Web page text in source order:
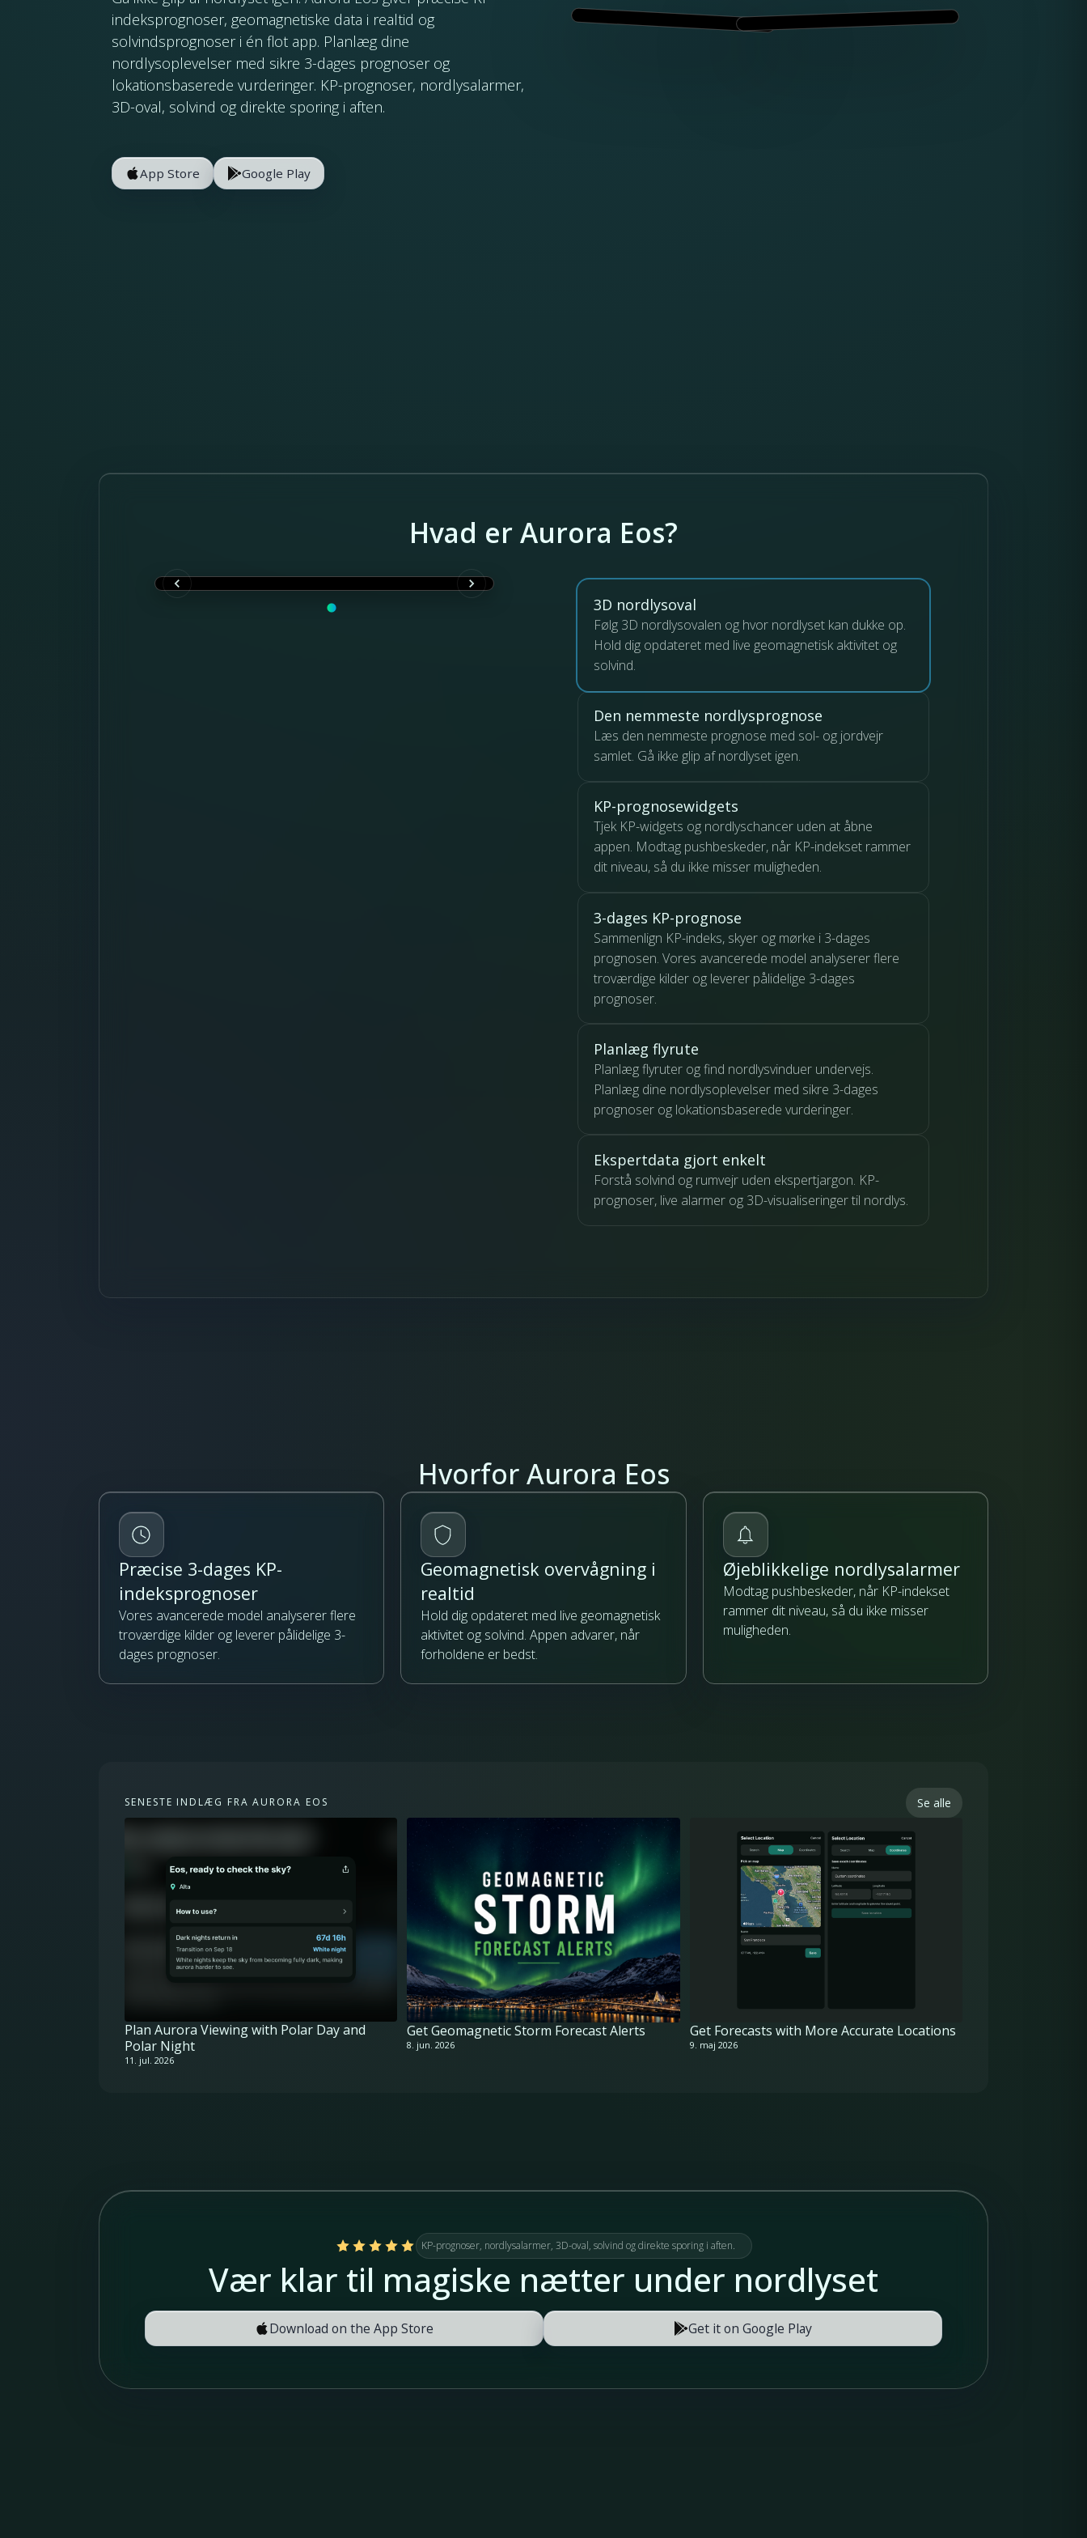
indeksprognoser, geomagnetiske data i realtid og
solvindsprognoser i én flot app. Planlæg dine
nordlysoplevelser med sikre 3-dages prognoser og
lokationsbaserede vurderinger. KP-prognoser, nordlysalarmer,
3D-oval, solvind og direkte sporing i aften.
App Store Google Play
Hvad er Aurora Eos?
3D nordlysoval
Følg 3D nordlysovalen og hvor nordlyset kan dukke op.
Hold dig opdateret med live geomagnetisk aktivitet og
solvind.
Den nemmeste nordlysprognose
Læs den nemmeste prognose med sol- og jordvejr
samlet. Gå ikke glip af nordlyset igen.
KP-prognosewidgets
Tjek KP-widgets og nordlyschancer uden at åbne
appen. Modtag pushbeskeder, når KP-indekset rammer
dit niveau, så du ikke misser muligheden.
3-dages KP-prognose
Sammenlign KP-indeks, skyer og mørke i 3-dages
prognosen. Vores avancerede model analyserer flere
troværdige kilder og leverer pålidelige 3-dages
prognoser.
Planlæg flyrute
Planlæg flyruter og find nordlysvinduer undervejs.
Planlæg dine nordlysoplevelser med sikre 3-dages
prognoser og lokationsbaserede vurderinger.
Ekspertdata gjort enkelt
Forstå solvind og rumvejr uden ekspertjargon. KP-
prognoser, live alarmer og 3D-visualiseringer til nordlys.
Hvorfor Aurora Eos
Præcise 3-dages KP-
indeksprognoser
Vores avancerede model analyserer flere
troværdige kilder og leverer pålidelige 3-
dages prognoser.
Geomagnetisk overvågning i
realtid
Hold dig opdateret med live geomagnetisk
aktivitet og solvind. Appen advarer, når
forholdene er bedst.
Øjeblikkelige nordlysalarmer
Modtag pushbeskeder, når KP-indekset
rammer dit niveau, så du ikke misser
muligheden.
SENESTE INDLÆG FRA AURORA EOS Se alle
Plan Aurora Viewing with Polar Day and
Polar Night
11. jul. 2026
Get Geomagnetic Storm Forecast Alerts
8. jun. 2026
Get Forecasts with More Accurate Locations
9. maj 2026
KP-prognoser, nordlysalarmer, 3D-oval, solvind og direkte sporing i aften.
Vær klar til magiske nætter under nordlyset
Download on the App Store Get it on Google Play